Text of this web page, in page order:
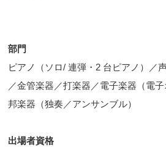
部門
ピアノ（ソロ/ 連弾・2 台ピアノ）／
／金管楽器／打楽器／電子楽器（電
邦楽器（独奏／アンサンブル）
出場者資格